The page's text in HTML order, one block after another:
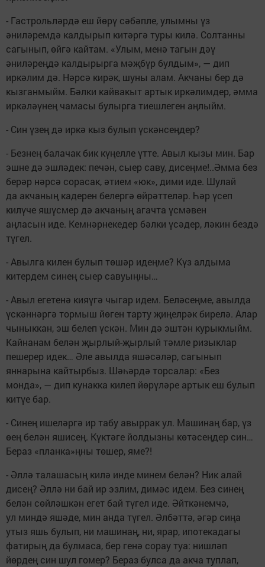
- Гастрольләрдә еш йөрү сәбәпле, улымны үз
әниләремдә калдырып китәргә туры килә. Солтанны
сагынып, өйгә кайтам. «Улым, менә тагын дәү
әниләреңдә калдырырга мәҗбүр булдым», — дип
иркәлим дә. Нәрсә кирәк, шуны алам. Акчаны бер дә
кызганмыйм. Бәлки кайвакыт артык иркәлимдер, әмма
иркәләүнең чамасы булырга тиешлеген аңлыйм.
- Син үзең дә иркә кыз булып үскәнсеңдер?
- Безнең балачак бик күңелле үтте. Авыл кызы мин. Бар
эшне дә эшләдек: печән, сыер саву, дисеңме!..Әмма без
берәр нәрсә сорасак, әтием «юк», дими иде. Шулай
да акчаның кадерен белергә өйрәттеләр. Һәр үсеп
килүче яшүсмер дә акчаның агачта үсмәвен
аңласын иде. Кемнәрнекедер бәлки үсәдер, ләкин бездә
түгел.
- Авылга килен булып төшәр идеңме? Күз алдыма
китердем синең сыер савуыңны…
- Авыл егетенә кияүгә чыгар идем. Беләсеңме, авылда
үскәннәргә тормыш йөген тарту җиңелрәк бирелә. Алар
чыныккан, эш белеп үскән. Мин дә эштән курыкмыйм.
Кайнанам белән җырлый-җырлый тәмле ризыклар
пешерер идек… Әле авылда яшәсәләр, сагынып
яннарына кайтырбыз. Шәһәрдә торсалар: «Без
монда», — дип кунакка килеп йөрүләре артык еш булып
китүе бар.
- Синең ишеләргә ир табу авыррак ул. Машинаң бар, үз
өең белән яшисең. Күктәге йолдызны көтәсеңдер син…
Бераз «планка»ңны төшер, яме?!
- Әллә талашасың килә инде минем белән? Ник алай
дисең? Әллә ни бай ир эзлим, димәс идем. Без синең
белән сөйләшкән егет бай түгел иде. Әйткәнемчә,
ул миндә яшәде, мин анда түгел. Әлбәттә, әгәр сиңа
утыз яшь булып, ни машинаң, ни, ярар, ипотекадагы
фатирың да булмаса, бер генә сорау туа: нишләп
йөрдең син шул гомер? Бераз булса да акча туплап,